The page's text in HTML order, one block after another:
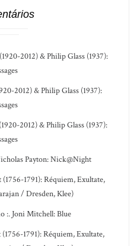
2012) & Philip Glass (1937):
2012) & Philip Glass (1937):
2012) & Philip Glass (1937):
Payton: Nick@Night
1791): Réquiem, Exultate,
/ Dresden, Klee)
:. Joni Mitchell: Blue
1791): Réquiem, Exultate,